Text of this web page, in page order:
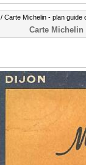
/ Carte Michelin - plan guide
Carte Michelin